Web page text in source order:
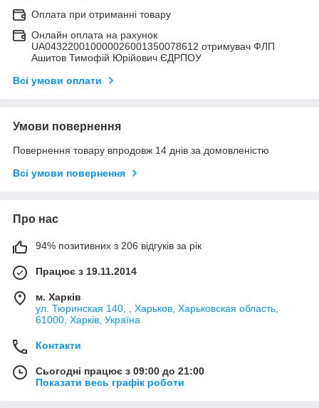
Оплата при отриманні товару
Онлайн оплата на рахунок
UA043220010000026001350078612 отримувач ФЛП
Ашитов Тимофій Юрійович ЄДРПОУ
Всі умови оплати
Умови повернення
Повернення товару впродовж 14 днів за домовленістю
Всі умови повернення
Про нас
94% позитивних з 206 відгуків за рік
Працює з 19.11.2014
м. Харків
ул. Тюринская 140, , Харьков, Харьковская область,
61000, Харків, Україна
Контакти
Сьогодні працює з 09:00 до 21:00
Показати весь графік роботи